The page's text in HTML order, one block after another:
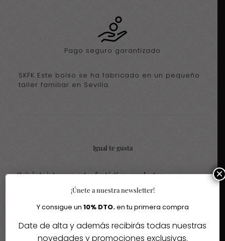
Pago seguro garantizado
SKFK Este bolso se ha fabricado en un pequeño
taller familiar en Sevilla.
Igual te gusta
Quizás te interesen estos fantásticos productos
Agotado
¡Únete a nuestra newsletter!
Y consigue un 10% DTO.en tu primera compra
Date de alta y además recibirás todas nuestras
novedades y promociones exclusivas.
×